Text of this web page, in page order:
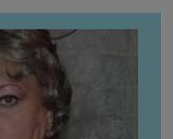
da, frumoasa iubită a lui
Florin Ristei e...